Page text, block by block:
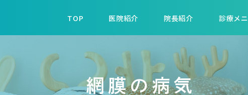
TOP 医院紹介 院長紹介 診療メ
網膜の病気